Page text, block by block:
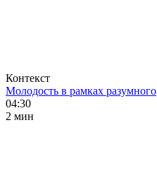
Контекст
Молодость в рамках разумного
04:30
2 мин